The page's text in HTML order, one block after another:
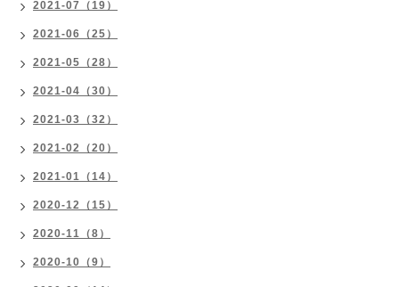
2021-07（19）
2021-06（25）
2021-05（28）
2021-04（30）
2021-03（32）
2021-02（20）
2021-01（14）
2020-12（15）
2020-11（8）
2020-10（9）